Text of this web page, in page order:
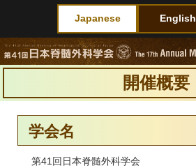
Japanese English
開催概要
学会名
第41回日本脊髄外科学会